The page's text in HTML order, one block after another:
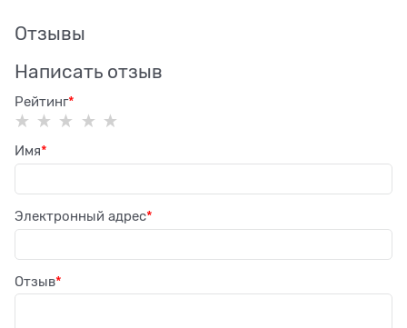
Отзывы
Написать отзыв
Рейтинг
Имя
Электронный адрес
Отзыв